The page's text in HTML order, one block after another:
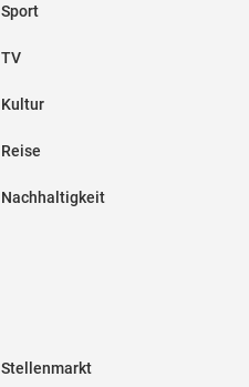
Sport
TV
Kultur
Reise
Nachhaltigkeit
Stellenmarkt